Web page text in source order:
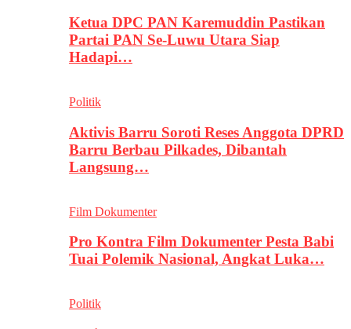
Ketua DPC PAN Karemuddin Pastikan
Partai PAN Se-Luwu Utara Siap
Hadapi…
Politik
Aktivis Barru Soroti Reses Anggota DPRD
Barru Berbau Pilkades, Dibantah
Langsung…
Film Dokumenter
Pro Kontra Film Dokumenter Pesta Babi
Tuai Polemik Nasional, Angkat Luka…
Politik